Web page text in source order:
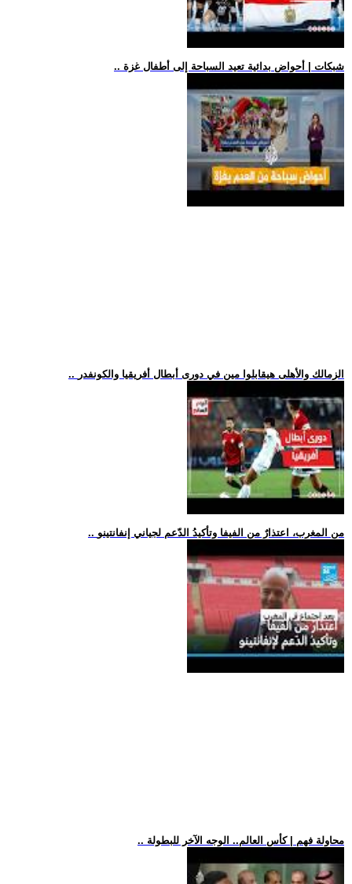
.. شبكات | أحواض بدائية تعيد السباحة إلى أطفال غزة
.. الزمالك والأهلى هيقابلوا مين في دورى أبطال أفريقيا والكونفدر
.. من المغرب، اعتذارٌ من الفيفا وتأكيدُ الدّعم لجياني إنفانتينو
.. محاولة فهم | كأس العالم.. الوجه الآخر للبطولة